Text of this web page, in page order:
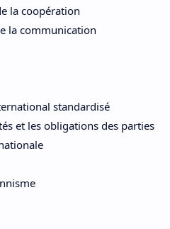
la coopération
la communication
standardisé
et les obligations des parties